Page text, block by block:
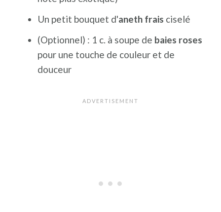
Un petit bouquet d'aneth frais ciselé
(Optionnel) : 1 c. à soupe de baies roses
pour une touche de couleur et de
douceur